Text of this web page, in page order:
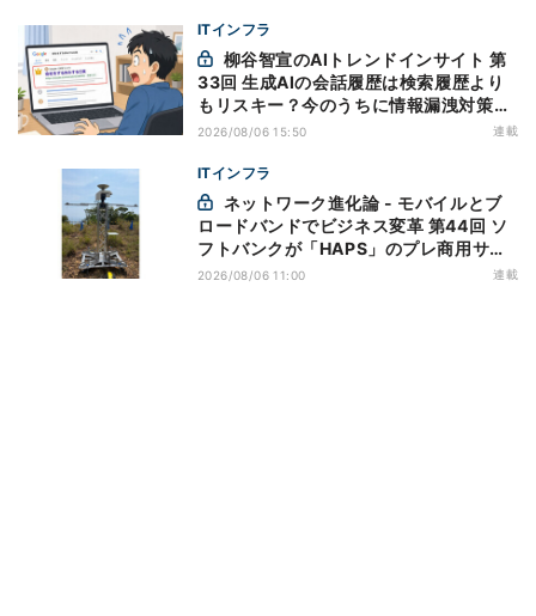
ITインフラ
33回 生成AIの会話履歴は検索履歴より
もリスキー？今のうちに情報漏洩対策を
万全にしておこう
2026/08/06 15:50 連載
ITインフラ
ロードバンドでビジネス変革 第44回 ソ
フトバンクが「HAPS」のプレ商用サー
ビス開始を表明、本格的な商用展開のめ
2026/08/06 11:00 連載